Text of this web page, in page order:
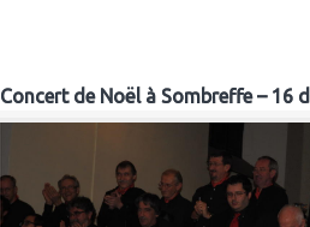
Concert de Noël à Sombreffe – 16